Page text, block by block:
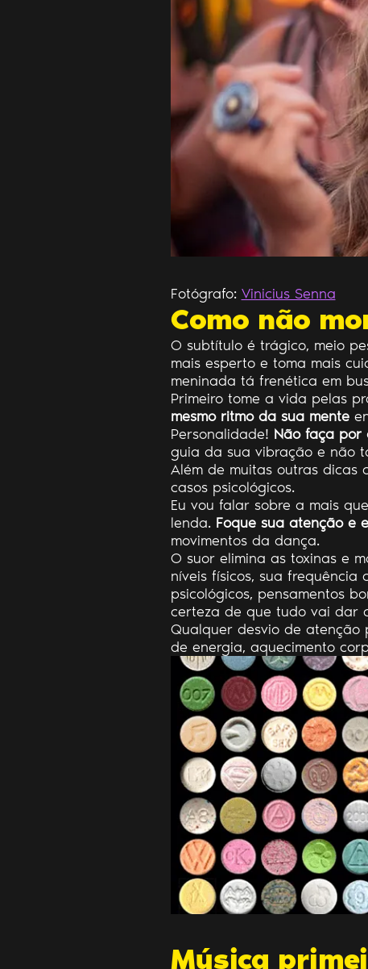
Fotógrafo: Vinicius Senna
Como não
O subtítulo é trágico, meio
mais esperto e toma mais
meninada tá frenética em
Primeiro tome a vida pelas
mesmo ritmo da sua mente
Personalidade! Não faça por
guia da sua vibração e não
Além de muitas outras dicas
casos psicológicos.
Eu vou falar sobre a mais
lenda. Foque sua atenção e
movimentos da dança.
O suor elimina as toxinas e
níveis físicos, sua
psicológicos, pensamentos
certeza de que tudo vai dar
Qualquer desvio de
de energia, aquecimento
Música